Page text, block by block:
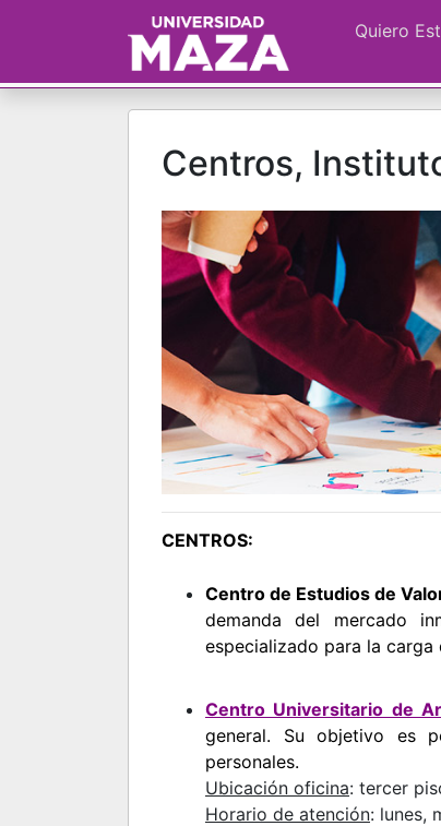
Quiero
Centros,
CENTROS:
Centro de Estudios de
demanda del mercado
especializado para la
Centro Universitario de
general. Su objetivo es
personales.
Ubicación oficina: tercer
Horario de atención: lunes,